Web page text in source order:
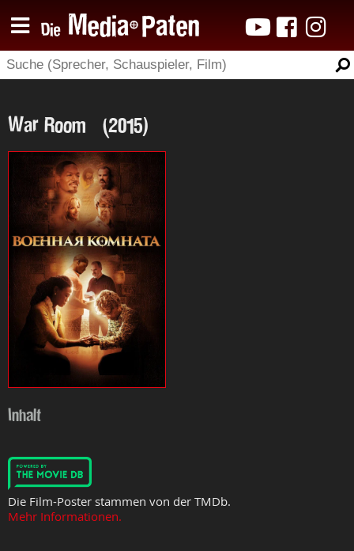
War Room (2015)
Inhalt
Die Film-Poster stammen von der TMDb.
Mehr Informationen.